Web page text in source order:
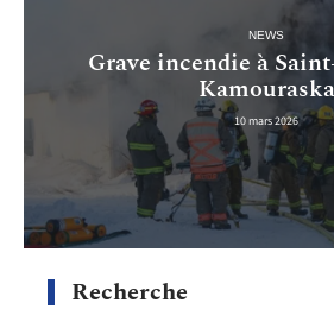
NEWS
Grave incendie à
Kamouraska
10 mars 2026
Recherche